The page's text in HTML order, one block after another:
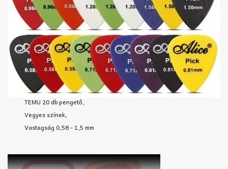
TEMU 20 db pengető,
Vegyes színek,
Vastagság 0,58 - 1,5 mm